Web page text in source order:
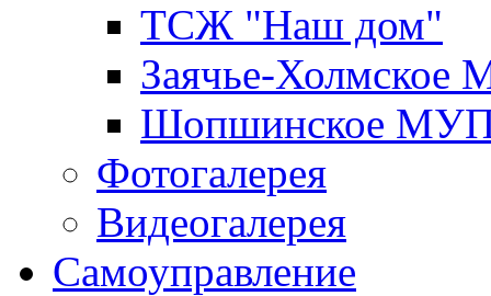
ТСЖ "Наш дом"
Заячье-
Шопшинское
Фотогалерея
Видеогалерея
Самоуправление